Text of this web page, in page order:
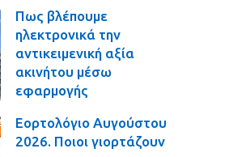
Πως βλέπουμε
ηλεκτρονικά την
αντικειμενική αξία
ακινήτου μέσω
εφαρμογής
Εορτολόγιο Αυγούστου
2026. Ποιοι γιορτάζουν